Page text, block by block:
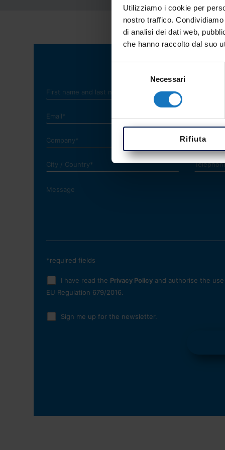
Utilizziamo i cookie per
nostro traffico.
di analisi dei dati web,
che hanno raccolto dal suo
Necessari
Rifiuta
*required fields
I have read the Privacy Policy and authorise the
EU Regulation 679/2016.
Sign me up for the newsletter.